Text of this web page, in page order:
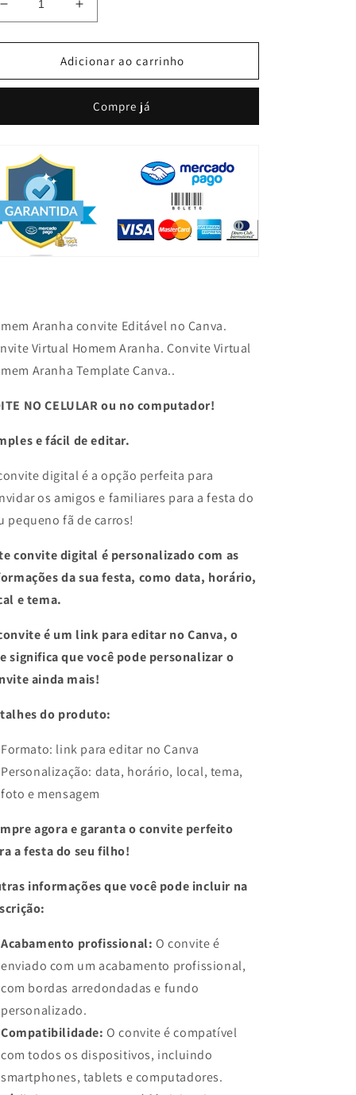
Diminuir
a
quantidade
Homem
Editável
Canva.
Convite
Virtual
Homem
Aranha.
Convite
Virtual
Canva.
Aumentar
a
quantidade
de
Homem
convite
Editável
Homem
Aranha.
Convite
Canva.
Adicionar ao carrinho
Compre já
Aranha convite Editável no Canva.
Virtual Homem Aranha. Convite Virtual
Aranha Template Canva..
NO CELULAR ou no computador!
e fácil de editar.
digital é a opção perfeita para
os amigos e familiares para a festa do
pequeno fã de carros!
convite digital é personalizado com as
da sua festa, como data, horário,
e tema.
é um link para editar no Canva, o
significa que você pode personalizar o
ainda mais!
do produto:
Formato: link para editar no Canva
Personalização: data, horário, local, tema,
foto e mensagem
agora e garanta o convite perfeito
a festa do seu filho!
informações que você pode incluir na
Acabamento profissional: O convite é
enviado com um acabamento profissional,
com bordas arredondadas e fundo
personalizado.
Compatibilidade: O convite é compatível
com todos os dispositivos, incluindo
smartphones, tablets e computadores.